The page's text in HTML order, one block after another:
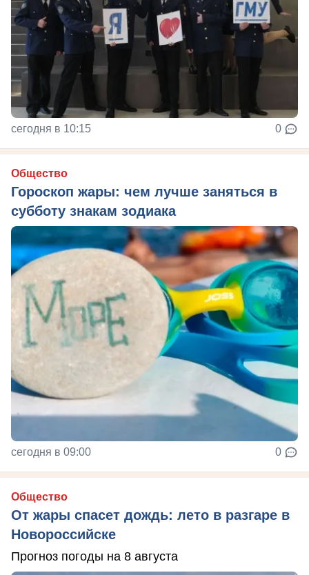
сегодня в 10:15 0
Общество
Гороскоп жары: чем лучше заняться в
субботу знакам зодиака
сегодня в 09:00 0
Общество
От жары спасет дождь: лето в разгаре в
Новороссийске
Прогноз погоды на 8 августа